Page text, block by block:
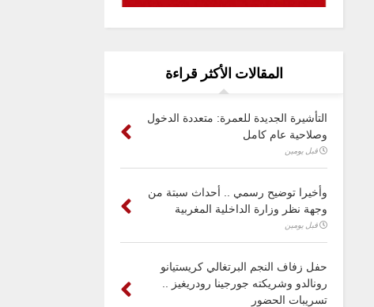
المقالات الأكثر قراءة
التأشيرة الجديدة للعمرة: متعددة الدخول
وصلاحية عام كامل
قبل يومين
وأخيرا توضيح رسمي .. أحداث سبتة من
وجهة نظر وزارة الداخلية المغربية
قبل يومين
حفل زفاف النجم البرتغالي كريستيانو
رونالدو وشريكته جورجينا رودريغيز ..
تسريبات الحضور